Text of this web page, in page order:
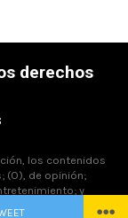
derechos
los contenidos
(O), de opinión;
y